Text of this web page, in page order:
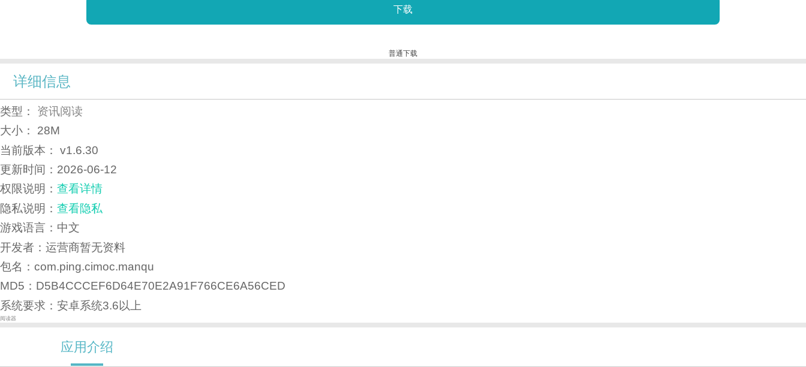
下载
普通下载
详细信息
类型：
资讯阅读
大小：
28M
当前版本： v1.6.30
更新时间： 2026-06-12
权限说明： 查看详情
隐私说明： 查看隐私
游戏语言：中文
开发者：运营商暂无资料
包名：com.ping.cimoc.manqu
MD5：D5B4CCCEF6D64E70E2A91F766CE6A56CED
系统要求：安卓系统3.6以上
阅读器
应用介绍